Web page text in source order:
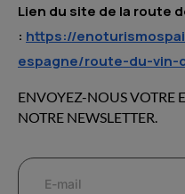
Lien du site de la route
: https://
espagne/route-du-vin-
ENVOYEZ-NOUS VOTRE
NOTRE NEWSLETTER.